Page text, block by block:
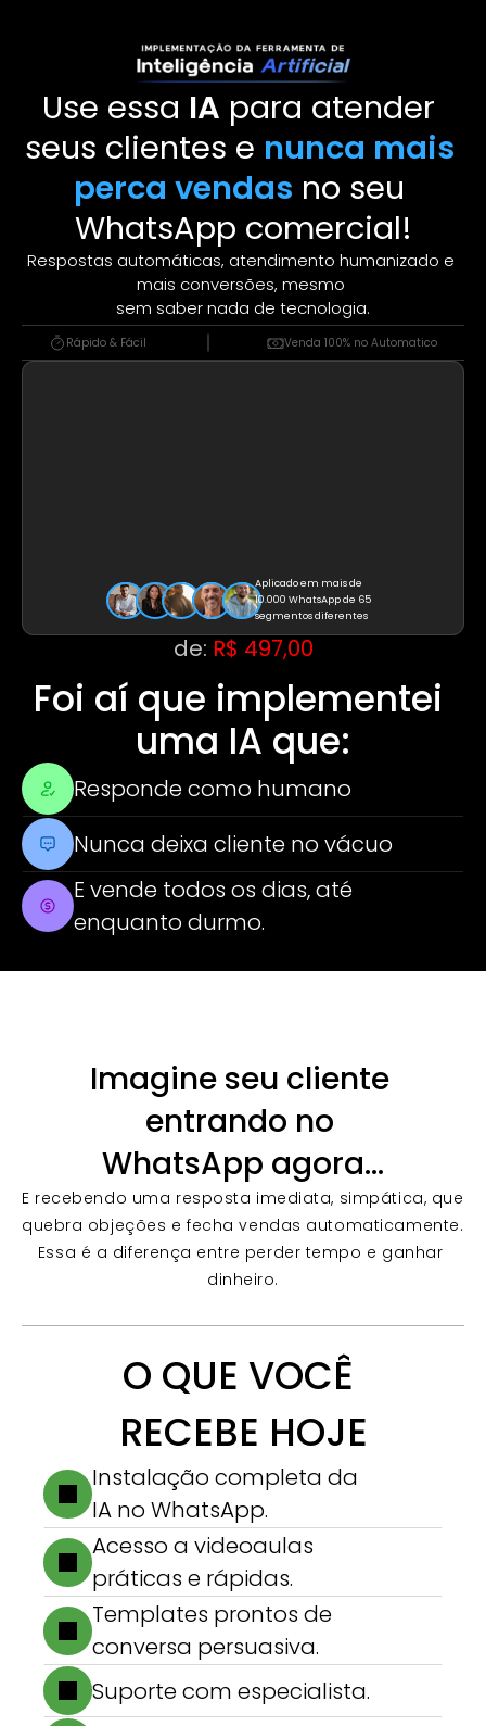
Use essa IA para atender
seus clientes e nunca mais
perca vendas no seu
WhatsApp comercial!
Respostas automáticas, atendimento humanizado e
mais conversões, mesmo
sem saber nada de tecnologia.
Rápido & Fácil Venda 100% no Automatico
Aplicado em mais de
10.000 WhatsApp de 65
segmentos diferentes
de: R$ 497,00
Foi aí que implementei
uma IA que:
Responde como humano
Nunca deixa cliente no vácuo
E vende todos os dias, até
enquanto durmo.
Imagine seu cliente
entrando no
WhatsApp agora…
E recebendo uma resposta imediata, simpática, que
quebra objeções e fecha vendas automaticamente.
Essa é a diferença entre perder tempo e ganhar
dinheiro.
O QUE VOCÊ
RECEBE HOJE
Instalação completa da
IA no WhatsApp.
Acesso a videoaulas
práticas e rápidas.
Templates prontos de
conversa persuasiva.
Suporte com especialista.